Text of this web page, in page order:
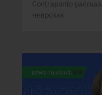
Contrapunto
неврозах
всего голосов: 109